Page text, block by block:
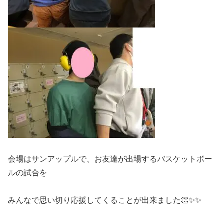
会場はサンアップルで、お友達が出場するバスケットボー
ルの試合を
みんなで思い切り応援してくることが出来ました👏✨️✨️